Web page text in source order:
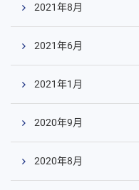
2021年8月
2021年6月
2021年1月
2020年9月
2020年8月